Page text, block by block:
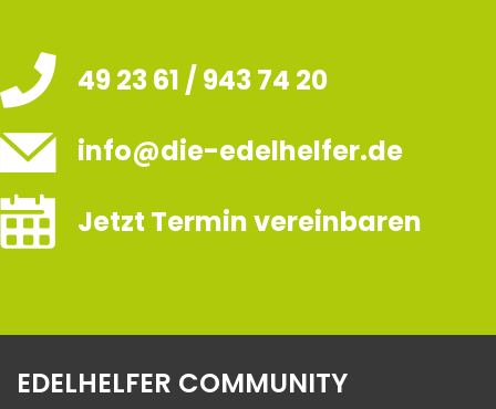
49 23 61 / 943 74 20
info@die-edelhelfer.de
Jetzt Termin vereinbaren
EDELHELFER COMMUNITY